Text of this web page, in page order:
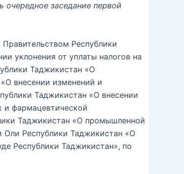
заседание первой
Республики
уклонения от уплаты налогов на
Таджикистан «О
внесении изменений и
Таджикистан «О внесении
и фармацевтической
Таджикистан «О промышленной
Оли Республики Таджикистан «О
Республики Таджикистан», по